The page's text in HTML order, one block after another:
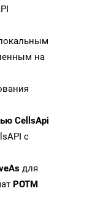
на
CellsApi
с
для
POTM